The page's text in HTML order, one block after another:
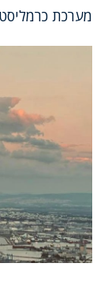
מערכת כרמליסט